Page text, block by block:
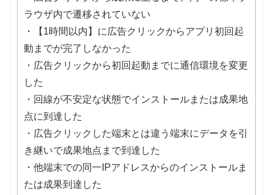
ラウザ内で遷移されていない
・【1時間以内】に広告クリックからアプリ初回起
動までが完了しなかった
・広告クリックから初回起動までに通信環境を変更
した
・回線が不安定な状態でインストールまたは成果地
点に到達した
・広告クリックした端末とは違う端末にデータを引
き継いで成果地点まで到達した
・他端末での同一IPアドレスからのインストールま
たは成果到達した